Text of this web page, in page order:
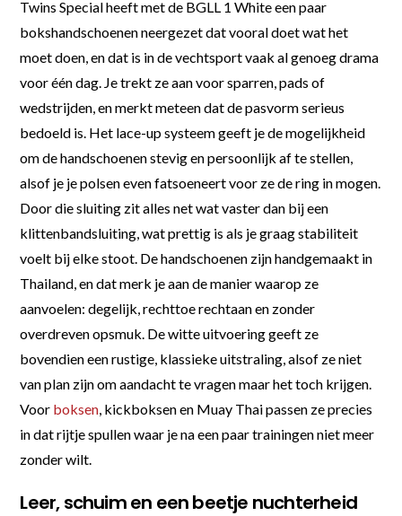
Twins Special heeft met de BGLL 1 White een paar
bokshandschoenen neergezet dat vooral doet wat het
moet doen, en dat is in de vechtsport vaak al genoeg drama
voor één dag. Je trekt ze aan voor sparren, pads of
wedstrijden, en merkt meteen dat de pasvorm serieus
bedoeld is. Het lace-up systeem geeft je de mogelijkheid
om de handschoenen stevig en persoonlijk af te stellen,
alsof je je polsen even fatsoeneert voor ze de ring in mogen.
Door die sluiting zit alles net wat vaster dan bij een
klittenbandsluiting, wat prettig is als je graag stabiliteit
voelt bij elke stoot. De handschoenen zijn handgemaakt in
Thailand, en dat merk je aan de manier waarop ze
aanvoelen: degelijk, rechttoe rechtaan en zonder
overdreven opsmuk. De witte uitvoering geeft ze
bovendien een rustige, klassieke uitstraling, alsof ze niet
van plan zijn om aandacht te vragen maar het toch krijgen.
Voor boksen, kickboksen en Muay Thai passen ze precies
in dat rijtje spullen waar je na een paar trainingen niet meer
zonder wilt.
Leer, schuim en een beetje nuchterheid